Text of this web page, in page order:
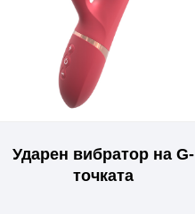
Ударен вибратор на G-
точката